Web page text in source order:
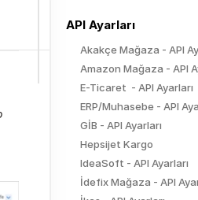
API Ayarları
Akakçe Mağaza - API
Amazon Mağaza - API
E-Ticaret  - API Ayarları
ERP/Muhasebe - API
GİB - API Ayarları
Hepsijet Kargo
IdeaSoft - API Ayarları
İdefix Mağaza - API